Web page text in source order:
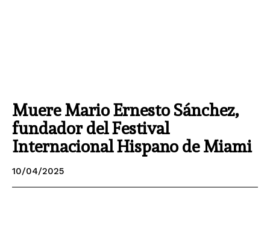
Muere Mario Ernesto Sánchez,
fundador del Festival
Internacional Hispano de Miami
10/04/2025